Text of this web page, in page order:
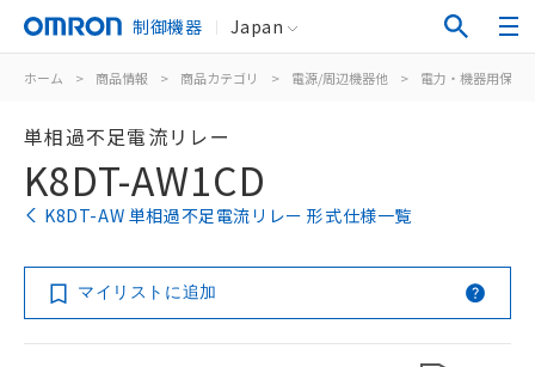
制御機器 Japan
ホーム > 商品情報 > 商品カテゴリ > 電源/周辺機器他 > 電力・機器用保護
単相過不足電流リレー
K8DT-AW1CD
K8DT-AW 単相過不足電流リレー 形式仕様一覧
マイリストに追加